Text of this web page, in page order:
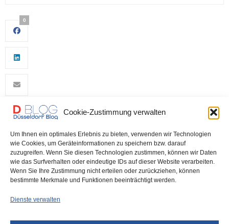
Cookie-Zustimmung verwalten
Um Ihnen ein optimales Erlebnis zu bieten, verwenden wir Technologien
wie Cookies, um Geräteinformationen zu speichern bzw. darauf
zuzugreifen. Wenn Sie diesen Technologien zustimmen, können wir Daten
wie das Surfverhalten oder eindeutige IDs auf dieser Website verarbeiten.
Wenn Sie Ihre Zustimmung nicht erteilen oder zurückziehen, können
bestimmte Merkmale und Funktionen beeinträchtigt werden.
Dienste verwalten
0